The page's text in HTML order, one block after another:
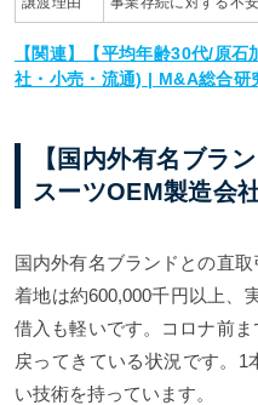
【関連】【平均年齢30代/原
社・小売・流通) | M&A総合研
【国内外有名ブラ
スーツOEM製造会
国内外有名ブランドとの直
着地は約600,000千円以上、
借入も軽いです。コロナ前
戻ってきている状況です。
い技術を持っています。